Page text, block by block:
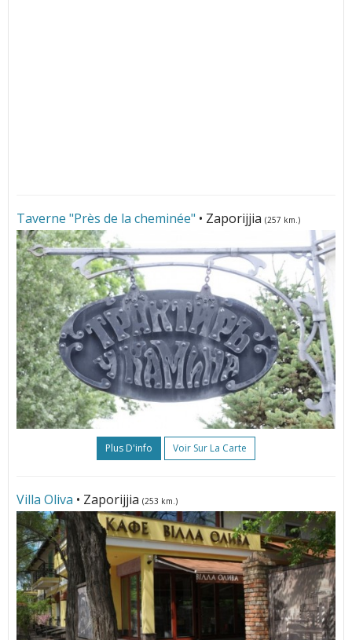
Taverne "Près de la cheminée" • Zaporijjia (257 km.)
Plus D'info Voir Sur La Carte
Villa Oliva • Zaporijjia (253 km.)